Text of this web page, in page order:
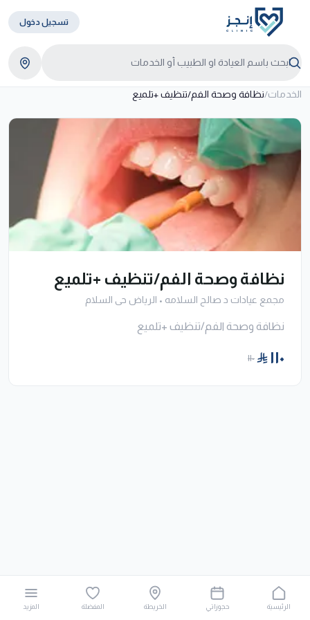
تسجيل دخول
الخدمات/نظافة وصحة الفم/تنظيف +تلميع
نظافة وصحة الفم/تنظيف +تلميع
مجمع عيادات د صالح السلامه • الرياض حى السلام
نظافة وصحة الفم/تنظيف +تلميع
١١٠ ١١٠
الرئيسية حجوزاتي الخريطة المفضلة المزيد